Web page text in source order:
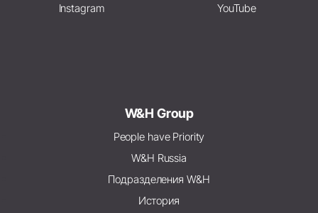
Instagram YouTube
W&H Group
People have Priority
W&H Russia
Подразделения W&H
История